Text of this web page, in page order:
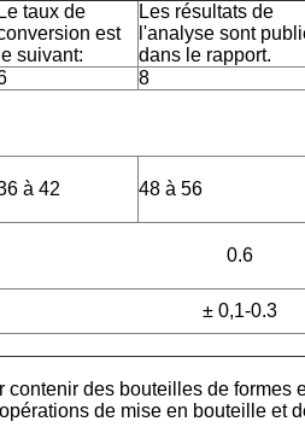
Le taux de
est
le suivant:
Les résultats de
l'analyse sont
dans le rapport.
8
à 42 48 à 56
0.6
± 0,1-0.3
des bouteilles de
de mise en bouteille et